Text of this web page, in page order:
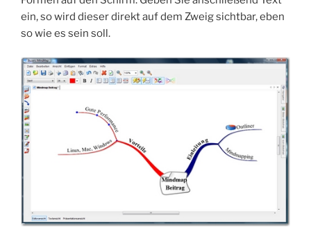
ein, so wird dieser direkt auf dem Zweig sichtbar, eben
so wie es sein soll.